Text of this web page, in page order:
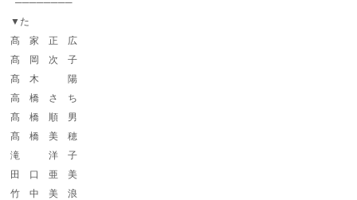
────────
▼た
髙 家 正 広
髙 岡 次 子
髙 木 陽
高 橋 さ ち
髙 橋 順 男
髙 橋 美 穂
滝 洋 子
田 口 亜 美
竹 中 美 浪